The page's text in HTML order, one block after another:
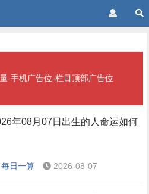
-手机广告位-栏目顶部广告位
年08月07日出生的人命运如何
每日一算 2026-08-07